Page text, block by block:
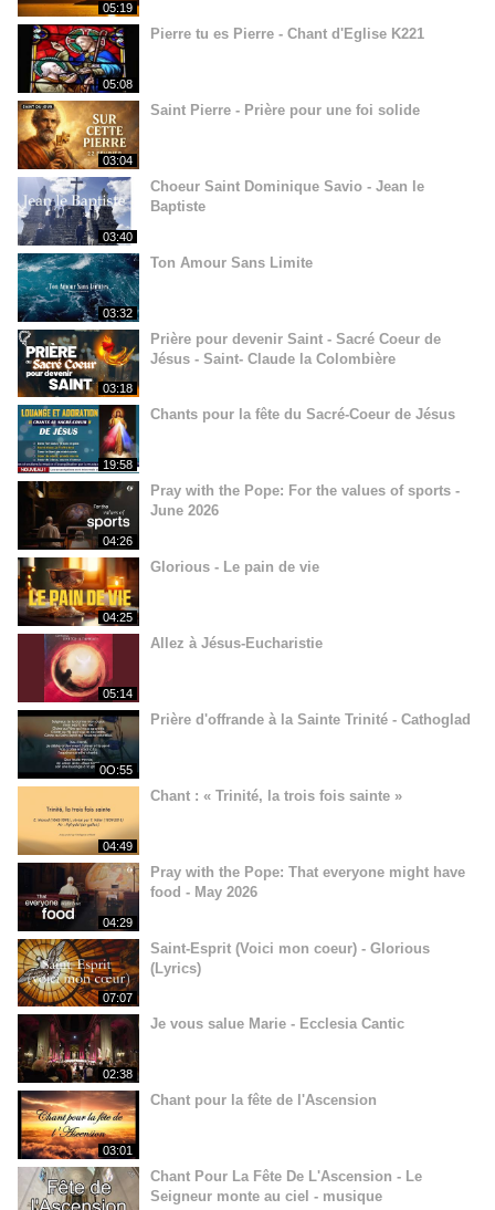
05:19
05:08
Pierre tu es Pierre - Chant d'Eglise K221
03:04
Saint Pierre - Prière pour une foi solide
03:40
Choeur Saint Dominique Savio - Jean le
Baptiste
03:32
Ton Amour Sans Limite
03:18
Prière pour devenir Saint - Sacré Coeur de
Jésus - Saint- Claude la Colombière
19:58
Chants pour la fête du Sacré-Coeur de Jésus
04:26
Pray with the Pope: For the values of sports -
June 2026
04:25
Glorious - Le pain de vie
05:14
Allez à Jésus-Eucharistie
0O:55
Prière d'offrande à la Sainte Trinité - Cathoglad
04:49
Chant : « Trinité, la trois fois sainte »
04:29
Pray with the Pope: That everyone might have
food - May 2026
07:07
Saint-Esprit (Voici mon coeur) - Glorious
(Lyrics)
02:38
Je vous salue Marie - Ecclesia Cantic
03:01
Chant pour la fête de l'Ascension
Chant Pour La Fête De L'Ascension - Le
Seigneur monte au ciel - musique